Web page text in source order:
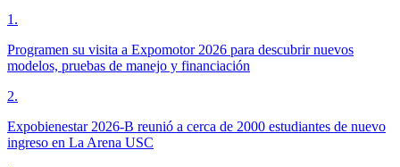
1 .
Programen su visita a Expomotor 2026 para descubrir nuevos
modelos, pruebas de manejo y financiación
2.
Expobienestar 2026-B reunió a cerca de 2000 estudiantes de nuevo
ingreso en La Arena USC